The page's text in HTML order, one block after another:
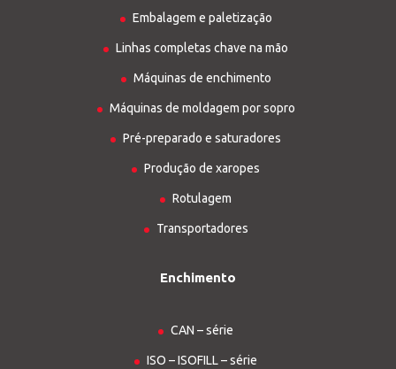
Embalagem e paletização
Linhas completas chave na mão
Máquinas de enchimento
Máquinas de moldagem por sopro
Pré-preparado e saturadores
Produção de xaropes
Rotulagem
Transportadores
Enchimento
CAN – série
ISO – ISOFILL – série